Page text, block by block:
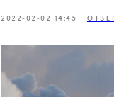
2022-02-02 14:45